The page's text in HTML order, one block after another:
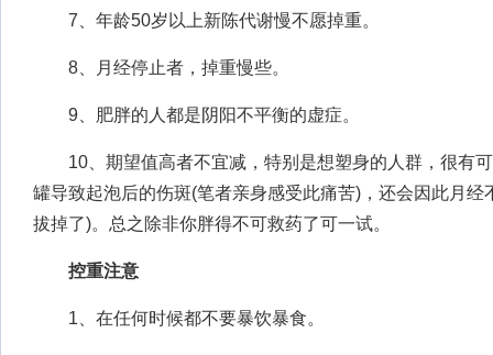
7、年龄50岁以上新陈代谢慢不愿掉重。
8、月经停止者，掉重慢些。
9、肥胖的人都是阴阳不平衡的虚症。
10、期望值高者不宜减，特别是想塑身的人群，很有可
罐导致起泡后的伤斑(笔者亲身感受此痛苦)，还会因此月经
拔掉了)。总之除非你胖得不可救药了可一试。
控重注意
1、在任何时候都不要暴饮暴食。